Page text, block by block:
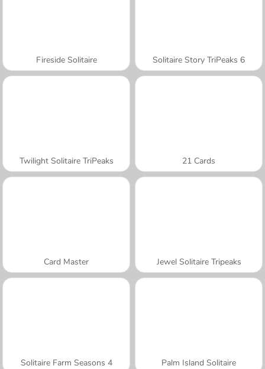
Fireside Solitaire Solitaire Story TriPeaks 6
Twilight Solitaire TriPeaks 21 Cards
Card Master Jewel Solitaire Tripeaks
Solitaire Farm Seasons 4 Palm Island Solitaire